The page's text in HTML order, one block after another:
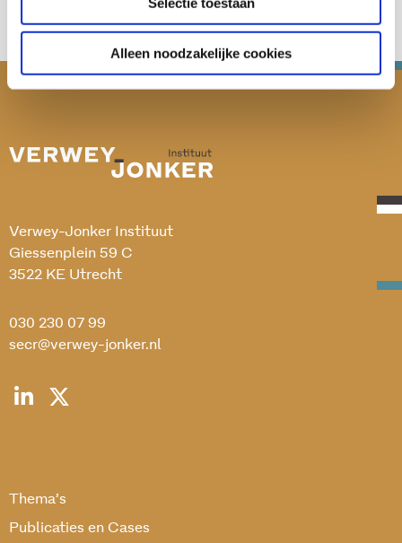
Alleen noodzakelijke cookies
Verwey-Jonker Instituut
Giessenplein 59 C
3522 KE Utrecht
030 230 07 99
secr@verwey-jonker.nl
Thema’s
Publicaties en Cases